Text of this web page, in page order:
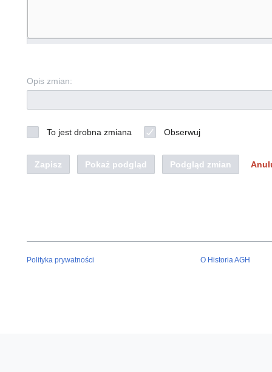
Opis zmian:
To jest drobna zmiana Obserwuj
Zapisz Pokaż podgląd Podgląd zmian
Polityka prywatności O Historia AGH